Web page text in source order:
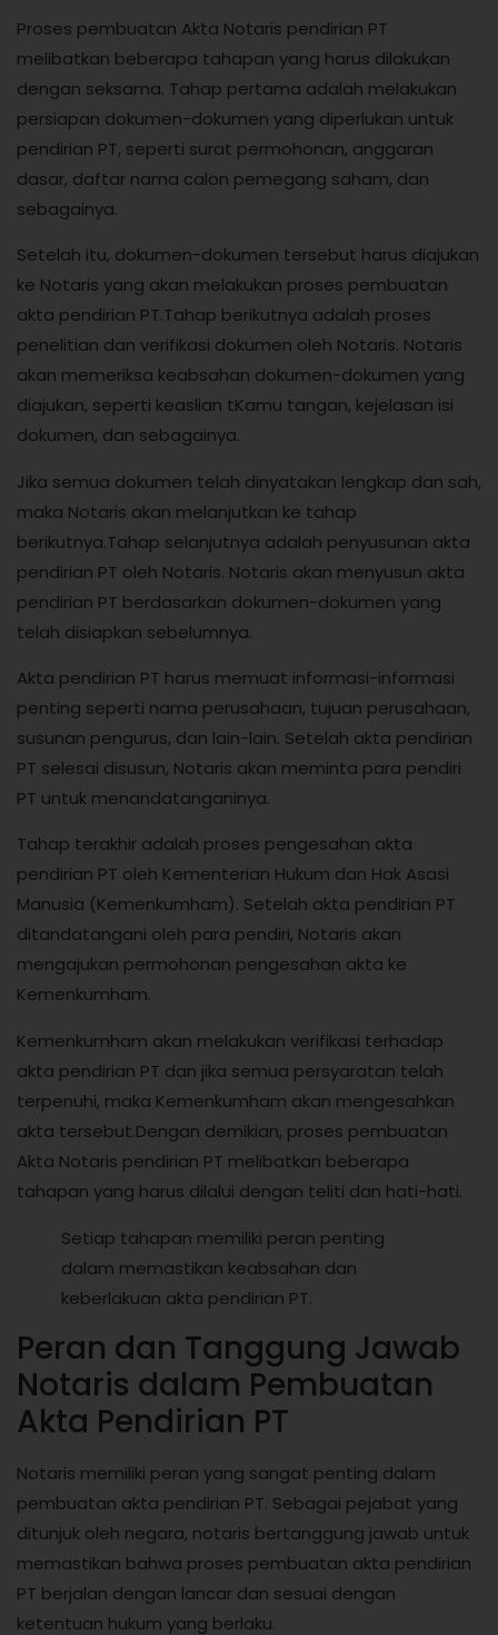
Proses pembuatan Akta Notaris pendirian PT
melibatkan beberapa tahapan yang harus dilakukan
dengan seksama. Tahap pertama adalah melakukan
persiapan dokumen-dokumen yang diperlukan untuk
pendirian PT, seperti surat permohonan, anggaran
dasar, daftar nama calon pemegang saham, dan
sebagainya.
Setelah itu, dokumen-dokumen tersebut harus diajukan
ke Notaris yang akan melakukan proses pembuatan
akta pendirian PT.Tahap berikutnya adalah proses
penelitian dan verifikasi dokumen oleh Notaris. Notaris
akan memeriksa keabsahan dokumen-dokumen yang
diajukan, seperti keaslian tKamu tangan, kejelasan isi
dokumen, dan sebagainya.
Jika semua dokumen telah dinyatakan lengkap dan sah,
maka Notaris akan melanjutkan ke tahap
berikutnya.Tahap selanjutnya adalah penyusunan akta
pendirian PT oleh Notaris. Notaris akan menyusun akta
pendirian PT berdasarkan dokumen-dokumen yang
telah disiapkan sebelumnya.
Akta pendirian PT harus memuat informasi-informasi
penting seperti nama perusahaan, tujuan perusahaan,
susunan pengurus, dan lain-lain. Setelah akta pendirian
PT selesai disusun, Notaris akan meminta para pendiri
PT untuk menandatanganinya.
Tahap terakhir adalah proses pengesahan akta
pendirian PT oleh Kementerian Hukum dan Hak Asasi
Manusia (Kemenkumham). Setelah akta pendirian PT
ditandatangani oleh para pendiri, Notaris akan
mengajukan permohonan pengesahan akta ke
Kemenkumham.
Kemenkumham akan melakukan verifikasi terhadap
akta pendirian PT dan jika semua persyaratan telah
terpenuhi, maka Kemenkumham akan mengesahkan
akta tersebut.Dengan demikian, proses pembuatan
Akta Notaris pendirian PT melibatkan beberapa
tahapan yang harus dilalui dengan teliti dan hati-hati.
Setiap tahapan memiliki peran penting
dalam memastikan keabsahan dan
keberlakuan akta pendirian PT.
Peran dan Tanggung Jawab
Notaris dalam Pembuatan
Akta Pendirian PT
Notaris memiliki peran yang sangat penting dalam
pembuatan akta pendirian PT. Sebagai pejabat yang
ditunjuk oleh negara, notaris bertanggung jawab untuk
memastikan bahwa proses pembuatan akta pendirian
PT berjalan dengan lancar dan sesuai dengan
ketentuan hukum yang berlaku.